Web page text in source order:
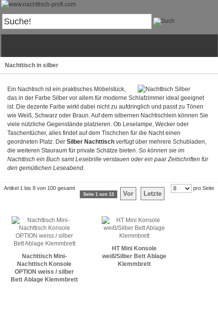
Nachttisch in silber
Ein Nachtisch ist ein praktisches Möbelstück,
das in der Farbe Silber vor allem für moderne Schlafzimmer ideal geeignet
ist. Die dezente Farbe wirkt dabei nicht zu aufdringlich und passt zu Tönen
wie Weiß, Schwarz oder Braun. Auf dem silbernen Nachtischlein können Sie
viele nützliche Gegenstände platzieren. Ob Leselampe, Wecker oder
Taschentücher, alles findet auf dem Tischchen für die Nacht einen
geordneten Platz. Der Silber Nachttisch verfügt über mehrere Schubladen,
die weiteren Stauraum für private Schätze bieten. So können sie im
Nachttisch ein Buch samt Lesebrille verstauen oder ein paar Zeitschriften für
den gemütlichen Leseabend.
Artikel 1 bis 8 von 100 gesamt pro Seite
Seite 1 von 13 Vor Letzte
Nachttisch Mini-
Nachttisch Konsole
OPTION weiss / silber
Bett Ablage Klemmbrett
HT Mini Konsole
weiß/Silber Bett Ablage
Klemmbrett